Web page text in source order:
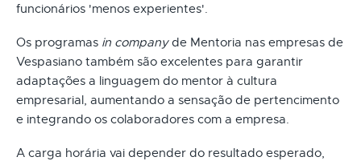
funcionários 'menos experientes'.
Os programas in companyde Mentoria nas empresas de
Vespasiano também são excelentes para garantir
adaptações a linguagem do mentor à cultura
empresarial, aumentando a sensação de pertencimento
e integrando os colaboradores com a empresa.
A carga horária vai depender do resultado esperado,